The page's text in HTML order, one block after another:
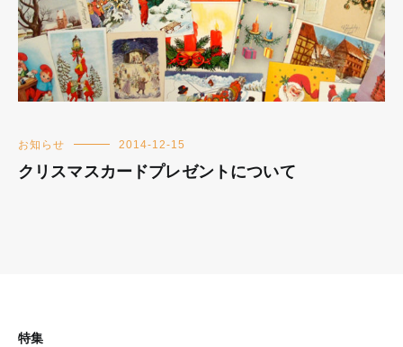
お知らせ 2014-12-15
クリスマスカードプレゼントについて
特集